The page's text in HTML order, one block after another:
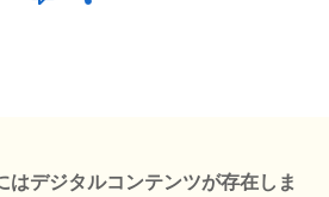
はデジタルコンテンツが存在しま